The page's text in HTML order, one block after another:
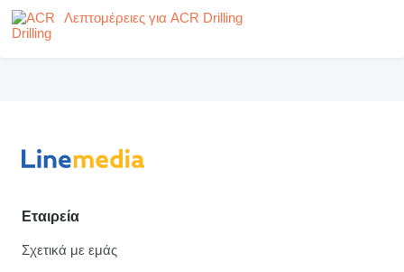
Λεπτομέρειες για ACR Drilling
Εταιρεία
Σχετικά με εμάς